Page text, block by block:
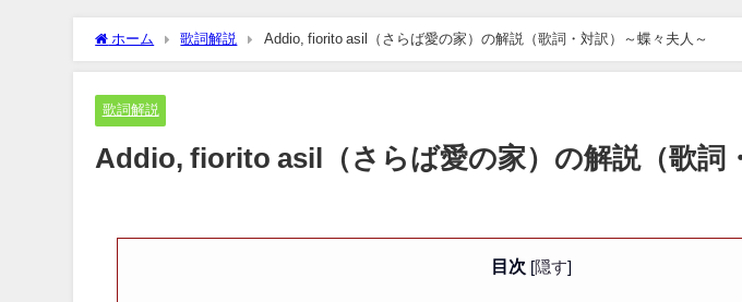
ホーム 歌詞解説 Addio, fiorito asil（さらば愛の家）の解説（歌詞・対訳）～蝶々夫人～
歌詞解説
Addio, fiorito asil（さらば愛の家）の解説（歌詞
目次 隠す